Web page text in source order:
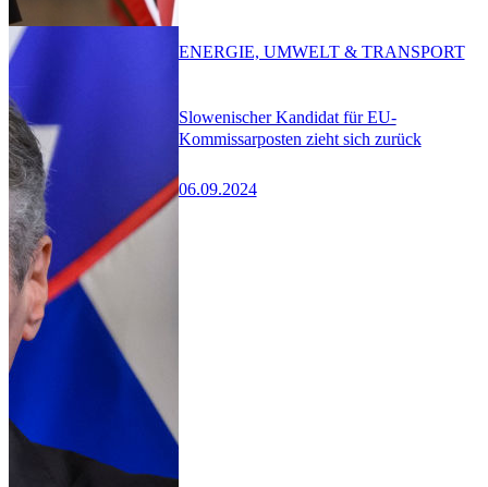
Slowenischer Kandidat für EU-
Kommissarposten zieht sich zurück
06.09.2024
ENERGIE, UMWELT & TRANSPORT